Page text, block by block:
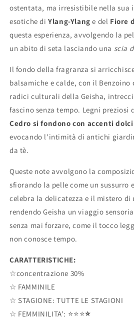
ostentata, ma irresistibile nella sua
esotiche diYlang-Ylang e del Fiore
questa esperienza, avvolgendo la
un abito di seta lasciando una scia
Il fondo della fragranza si
balsamiche e calde, con il Benzoino
radici culturali della Geisha,
fascino senza tempo. Legni preziosi
Cedro si fondono con accenti
evocando l'intimità di antichi
da tè.
Queste note avvolgono la
sfiorando la pelle come un sussurro
celebra la delicatezza e il mistero
rendendo Geisha un viaggio
senza mai forzare, come il tocco
non conosce tempo.
CARATTERISTICHE:
☆concentrazione 30%
☆ FAMMINILE
☆ STAGIONE: TUTTE LE STAGIONI
☆ FEMMINILITA': ⭐️⭐️⭐️⭐️